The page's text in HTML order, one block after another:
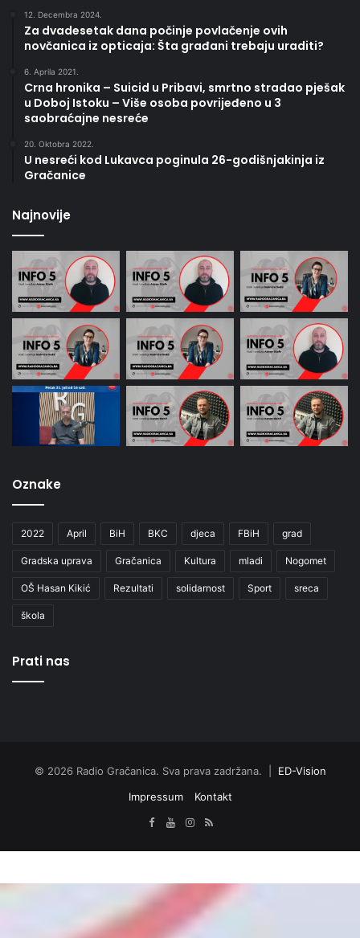
12. Decembra 2024.
Za dvadesetak dana počinje povlačenje ovih
novčanica iz opticaja: Šta građani trebaju uraditi?
6. Aprila 2021.
Crna hronika – Suicid u Pribavi, smrtno stradao pješak
u Doboj Istoku – Više osoba povrijeđeno u 3
saobraćajne nesreće
20. Oktobra 2022.
U nesreći kod Lukavca poginula 26-godišnjakinja iz
Gračanice
Najnovije
Oznake
2022 April BiH BKC djeca FBiH grad
Gradska uprava Gračanica Kultura mladi Nogomet
OŠ Hasan Kikić Rezultati solidarnost Sport sreca
škola
Prati nas
© 2026 Radio Gračanica. Sva prava zadržana. | ED-Vision
Impressum
Kontakt